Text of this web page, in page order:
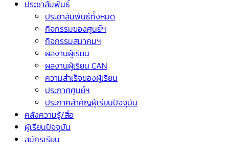
ประชาสัมพันธ์
ประชาสัมพันธ์ทั้งหมด
กิจกรรมของศูนย์ฯ
กิจกรรมสมาคมฯ
ผลงานผู้เรียน
ผลงานผู้เรียน CAN
ความสำเร็จของผู้เรียน
ประกาศศูนย์ฯ
ประกาศสำคัญผู้เรียนปัจจุบัน
คลังความรู้/สื่อ
ผู้เรียนปัจจุบัน
สมัครเรียน